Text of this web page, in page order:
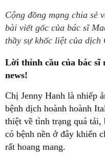
Cộng đồng mạng chia sẻ
bài viết gốc của bác sĩ
thầy sự khốc liệt của dịch
Lời thỉnh cầu của bác
news!
Chị Jenny Hanh là nhiếp
bệnh dịch hoành hoành
thiệt về tình trạng quá tải,
có bệnh nền ở đây khiến
rất hoang mang.